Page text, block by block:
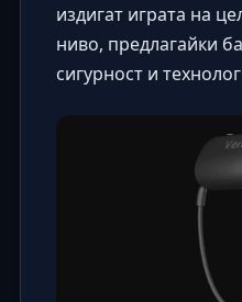
издигат играта на
ниво, предлагайки
сигурност и